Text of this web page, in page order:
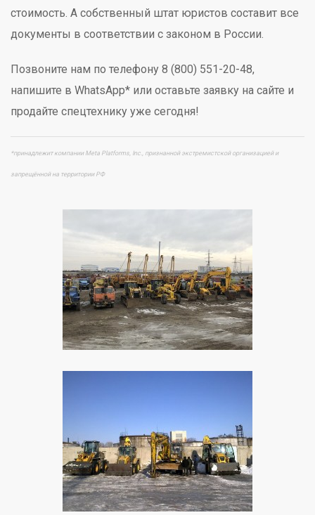
стоимость. А собственный штат юристов составит все
документы в соответствии с законом в России.
Позвоните нам по телефону 8 (800) 551-20-48,
напишите в WhatsApp* или оставьте заявку на сайте и
продайте спецтехнику уже сегодня!
*принадлежит компании Meta Platforms, Inc., признанной экстремистской организацией и
запрещённой на территории РФ